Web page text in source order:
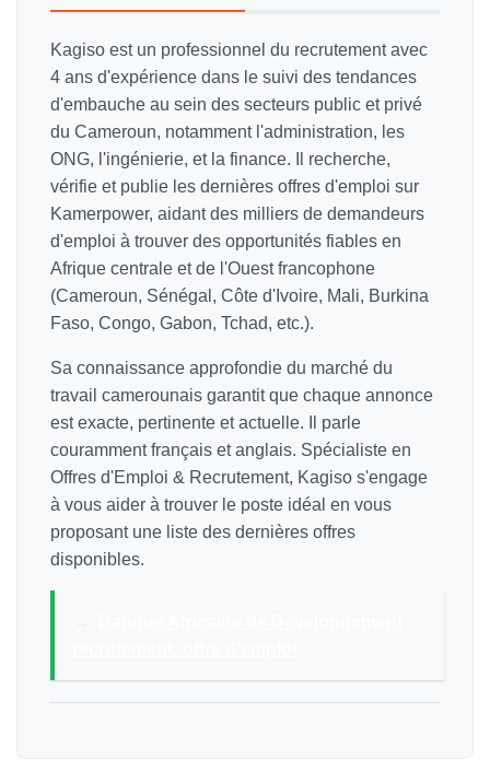
Kagiso est un professionnel du recrutement avec
4 ans d'expérience dans le suivi des tendances
d'embauche au sein des secteurs public et privé
du Cameroun, notamment l'administration, les
ONG, l'ingénierie, et la finance. Il recherche,
vérifie et publie les dernières offres d'emploi sur
Kamerpower, aidant des milliers de demandeurs
d'emploi à trouver des opportunités fiables en
Afrique centrale et de l'Ouest francophone
(Cameroun, Sénégal, Côte d'Ivoire, Mali, Burkina
Faso, Congo, Gabon, Tchad, etc.).
Sa connaissance approfondie du marché du
travail camerounais garantit que chaque annonce
est exacte, pertinente et actuelle. Il parle
couramment français et anglais. Spécialiste en
Offres d'Emploi & Recrutement, Kagiso s'engage
à vous aider à trouver le poste idéal en vous
proposant une liste des dernières offres
disponibles.